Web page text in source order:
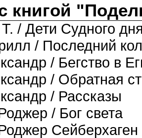
книгой
/ Дети Судного
/ Последний
/ Бегство в
/ Обратная
/ Рассказы
/ Бог света
Сейберхаген